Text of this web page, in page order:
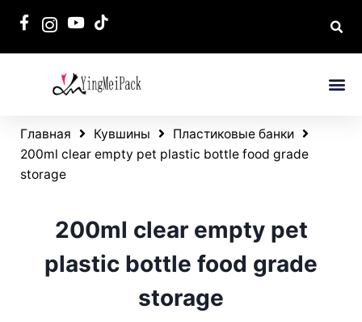
Главная Кувшины
Пластиковые банки
200ml clear empty pet plastic bottle food grade
storage
200ml clear empty pet
plastic bottle food grade
storage